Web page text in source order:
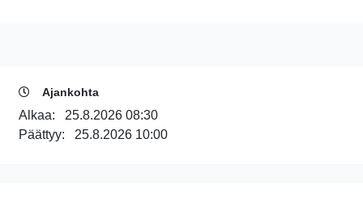
Ajankohta
Alkaa: 25.8.2026 08:30
Päättyy: 25.8.2026 10:00